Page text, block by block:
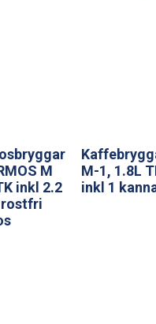
TK
A-2, 1.8L